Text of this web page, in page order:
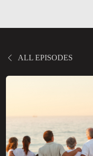
ALL EPISODES